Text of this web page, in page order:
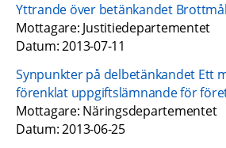
Yttrande över betänkandet
Mottagare: Justitiedepartementet
Datum: 2013-07-11
Synpunkter på delbetänkandet Ett
förenklat uppgiftslämnande för
Mottagare: Näringsdepartementet
Datum: 2013-06-25